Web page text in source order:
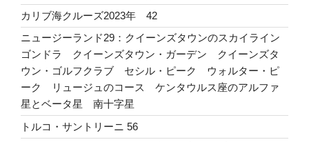
カリブ海クルーズ2023年 42
ニュージーランド29：クイーンズタウンのスカイライン
ゴンドラ クイーンズタウン・ガーデン クイーンズタ
ウン・ゴルフクラブ セシル・ピーク ウォルター・ピ
ーク リュージュのコース ケンタウルス座のアルファ
星とベータ星 南十字星
トルコ・サントリーニ 56